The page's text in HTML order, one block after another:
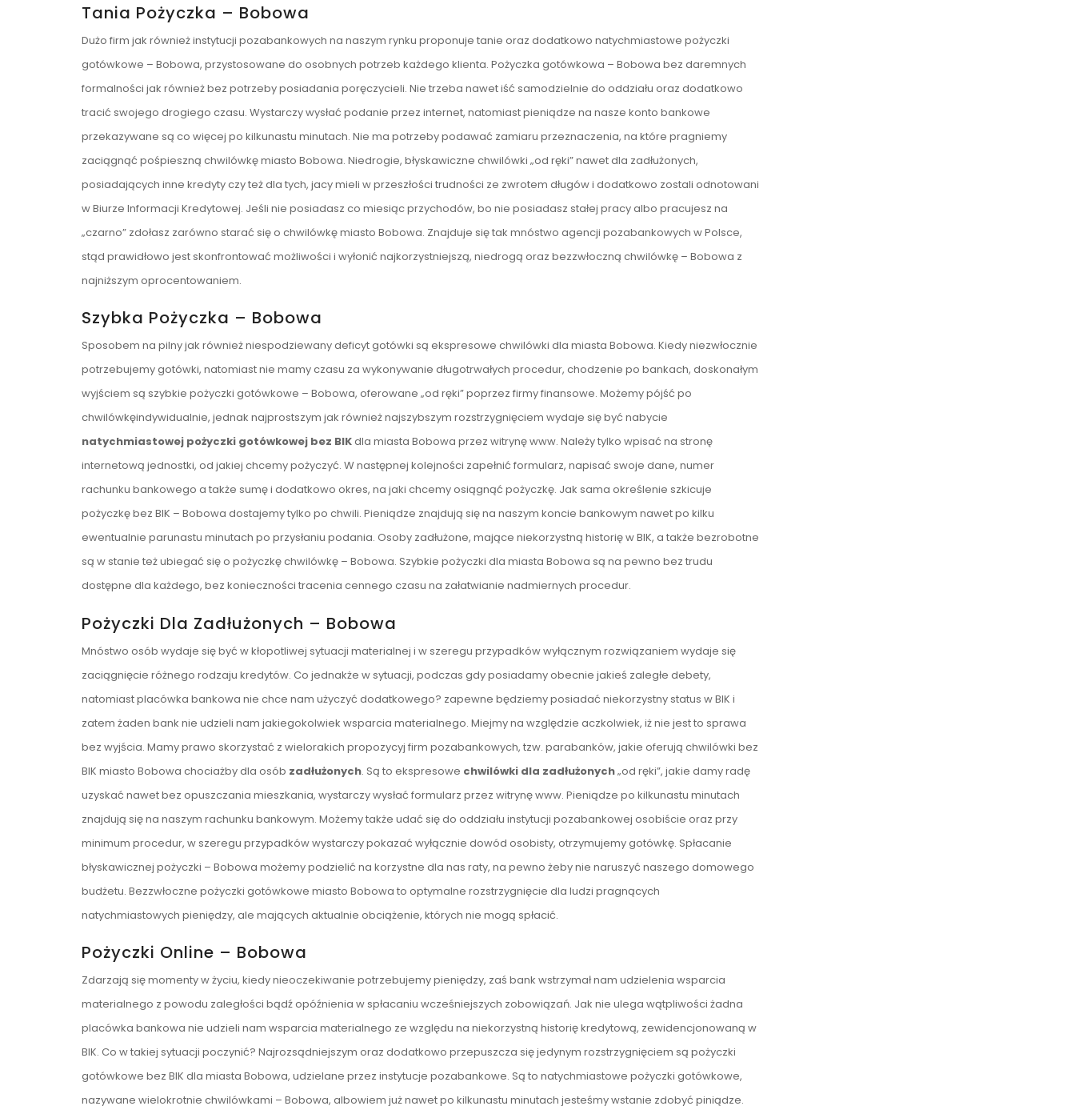
Tania Pożyczka – Bobowa
Dużo firm jak również instytucji pozabankowych na naszym rynku proponuje tanie oraz dodatkowo natychmiastowe pożyczki
gotówkowe – Bobowa, przystosowane do osobnych potrzeb każdego klienta. Pożyczka gotówkowa – Bobowa bez daremnych
formalności jak również bez potrzeby posiadania poręczycieli. Nie trzeba nawet iść samodzielnie do oddziału oraz dodatkowo
tracić swojego drogiego czasu. Wystarczy wysłać podanie przez internet, natomiast pieniądze na nasze konto bankowe
przekazywane są co więcej po kilkunastu minutach. Nie ma potrzeby podawać zamiaru przeznaczenia, na które pragniemy
zaciągnąć pośpieszną chwilówkę miasto Bobowa. Niedrogie, błyskawiczne chwilówki „od ręki” nawet dla zadłużonych,
posiadających inne kredyty czy też dla tych, jacy mieli w przeszłości trudności ze zwrotem długów i dodatkowo zostali odnotowani
w Biurze Informacji Kredytowej. Jeśli nie posiadasz co miesiąc przychodów, bo nie posiadasz stałej pracy albo pracujesz na
„czarno” zdołasz zarówno starać się o chwilówkę miasto Bobowa. Znajduje się tak mnóstwo agencji pozabankowych w Polsce,
stąd prawidłowo jest skonfrontować możliwości i wyłonić najkorzystniejszą, niedrogą oraz bezzwłoczną chwilówkę – Bobowa z
najniższym oprocentowaniem.
Szybka Pożyczka – Bobowa
Sposobem na pilny jak również niespodziewany deficyt gotówki są ekspresowe chwilówki dla miasta Bobowa. Kiedy niezwłocznie
potrzebujemy gotówki, natomiast nie mamy czasu za wykonywanie długotrwałych procedur, chodzenie po bankach, doskonałym
wyjściem są szybkie pożyczki gotówkowe – Bobowa, oferowane „od ręki” poprzez firmy finansowe. Możemy pójść po
chwilówkęindywidualnie, jednak najprostszym jak również najszybszym rozstrzygnięciem wydaje się być nabycie
natychmiastowej pożyczki gotówkowej bez BIKdla miasta Bobowa przez witrynę www. Należy tylko wpisać na stronę
internetową jednostki, od jakiej chcemy pożyczyć. W następnej kolejności zapełnić formularz, napisać swoje dane, numer
rachunku bankowego a także sumę i dodatkowo okres, na jaki chcemy osiągnąć pożyczkę. Jak sama określenie szkicuje
pożyczkę bez BIK – Bobowa dostajemy tylko po chwili. Pieniądze znajdują się na naszym koncie bankowym nawet po kilku
ewentualnie parunastu minutach po przysłaniu podania. Osoby zadłużone, mające niekorzystną historię w BIK, a także bezrobotne
są w stanie też ubiegać się o pożyczkę chwilówkę – Bobowa. Szybkie pożyczki dla miasta Bobowa są na pewno bez trudu
dostępne dla każdego, bez konieczności tracenia cennego czasu na załatwianie nadmiernych procedur.
Pożyczki Dla Zadłużonych – Bobowa
Mnóstwo osób wydaje się być w kłopotliwej sytuacji materialnej i w szeregu przypadków wyłącznym rozwiązaniem wydaje się
zaciągnięcie różnego rodzaju kredytów. Co jednakże w sytuacji, podczas gdy posiadamy obecnie jakieś zaległe debety,
natomiast placówka bankowa nie chce nam użyczyć dodatkowego? zapewne będziemy posiadać niekorzystny status w BIK i
zatem żaden bank nie udzieli nam jakiegokolwiek wsparcia materialnego. Miejmy na względzie aczkolwiek, iż nie jest to sprawa
bez wyjścia. Mamy prawo skorzystać z wielorakich propozycyj firm pozabankowych, tzw. parabanków, jakie oferują chwilówki bez
BIK miasto Bobowa chociażby dla osób zadłużonych. Są to ekspresowe chwilówki dla zadłużonych„od ręki”, jakie damy radę
uzyskać nawet bez opuszczania mieszkania, wystarczy wysłać formularz przez witrynę www. Pieniądze po kilkunastu minutach
znajdują się na naszym rachunku bankowym. Możemy także udać się do oddziału instytucji pozabankowej osobiście oraz przy
minimum procedur, w szeregu przypadków wystarczy pokazać wyłącznie dowód osobisty, otrzymujemy gotówkę. Spłacanie
błyskawicznej pożyczki – Bobowa możemy podzielić na korzystne dla nas raty, na pewno żeby nie naruszyć naszego domowego
budżetu. Bezzwłoczne pożyczki gotówkowe miasto Bobowa to optymalne rozstrzygnięcie dla ludzi pragnących
natychmiastowych pieniędzy, ale mających aktualnie obciążenie, których nie mogą spłacić.
Pożyczki Online – Bobowa
Zdarzają się momenty w życiu, kiedy nieoczekiwanie potrzebujemy pieniędzy, zaś bank wstrzymał nam udzielenia wsparcia
materialnego z powodu zaległości bądź opóźnienia w spłacaniu wcześniejszych zobowiązań. Jak nie ulega wątpliwości żadna
placówka bankowa nie udzieli nam wsparcia materialnego ze względu na niekorzystną historię kredytową, zewidencjonowaną w
BIK. Co w takiej sytuacji poczynić? Najrozsądniejszym oraz dodatkowo przepuszcza się jedynym rozstrzygnięciem są pożyczki
gotówkowe bez BIK dla miasta Bobowa, udzielane przez instytucje pozabankowe. Są to natychmiastowe pożyczki gotówkowe,
nazywane wielokrotnie chwilówkami – Bobowa, albowiem już nawet po kilkunastu minutach jesteśmy wstanie zdobyć piniądze.